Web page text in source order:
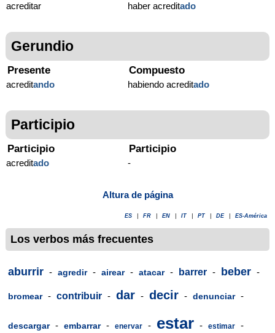
acreditar haber acreditado
Gerundio
Presente
acreditando
Compuesto
habiendo acreditado
Participio
Participio
acreditado
Participio
-
Altura de página
ES FR EN IT PT DE ES-América
Los verbos más frecuentes
aburrir - agredir - airear - atacar - barrer - beber -
bromear - contribuir - dar - decir - denunciar -
descargar - embarrar - enervar - estar - estimar -